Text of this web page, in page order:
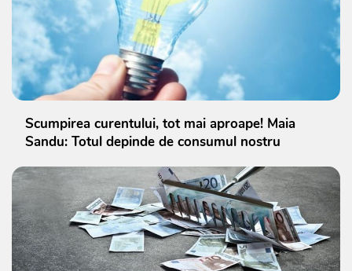
Scumpirea curentului, tot mai aproape! Maia
Sandu: Totul depinde de consumul nostru